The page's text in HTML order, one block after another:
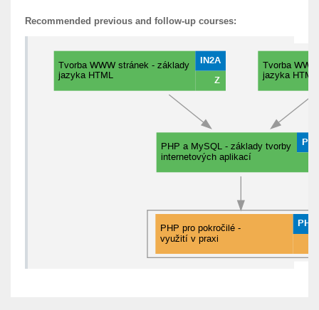
Recommended previous and follow-up courses: